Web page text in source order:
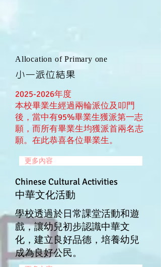
Allocation of Primary one
小一​派位結果
2025-2026年度
本校畢業生經過兩輪派位及叩門
後，當中有95%畢業生獲派第一志
願，而所有畢業生均獲派首兩名志
願。在此恭喜各位畢業生。
更多內容
Chinese Cultural Activities
中華文化活動
學校透過於日常課堂活動和遊
戲，讓幼兒初步認識中華文
化，建立良好品德，培養幼兒
成為良好公民。